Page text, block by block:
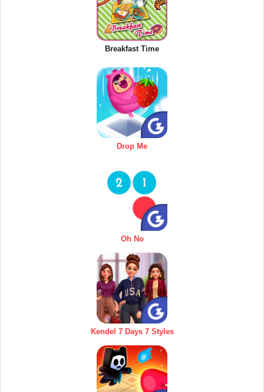
Breakfast Time
Drop Me
Oh No
Kendel 7 Days 7 Styles